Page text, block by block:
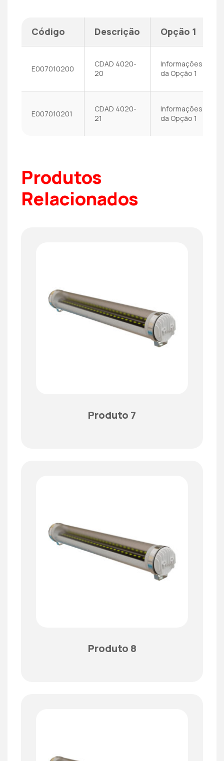
Código Descrição Opção 1
E007010200
CDAD 4020-
20
Informações
da Opção 1
E007010201
CDAD 4020-
21
Informações
da Opção 1
Produtos
Relacionados
Produto 7
Produto 8